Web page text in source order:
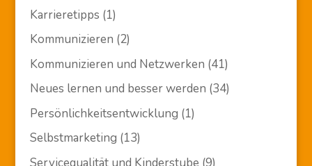
Karrieretipps (1)
Kommunizieren (2)
Kommunizieren und Netzwerken (41)
Neues lernen und besser werden (34)
Persönlichkeitsentwicklung (1)
Selbstmarketing (13)
Servicequalität und Kinderstube (9)